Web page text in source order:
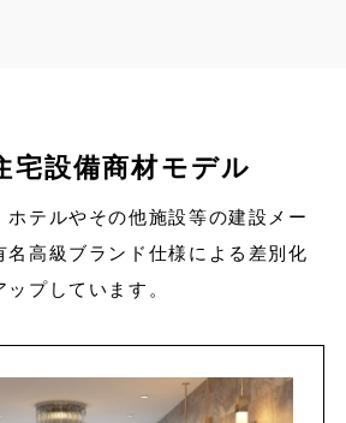
宅設備商材モデル
ホテルやその他施設等の建設メー
名高級ブランド仕様による差別化
プしています。